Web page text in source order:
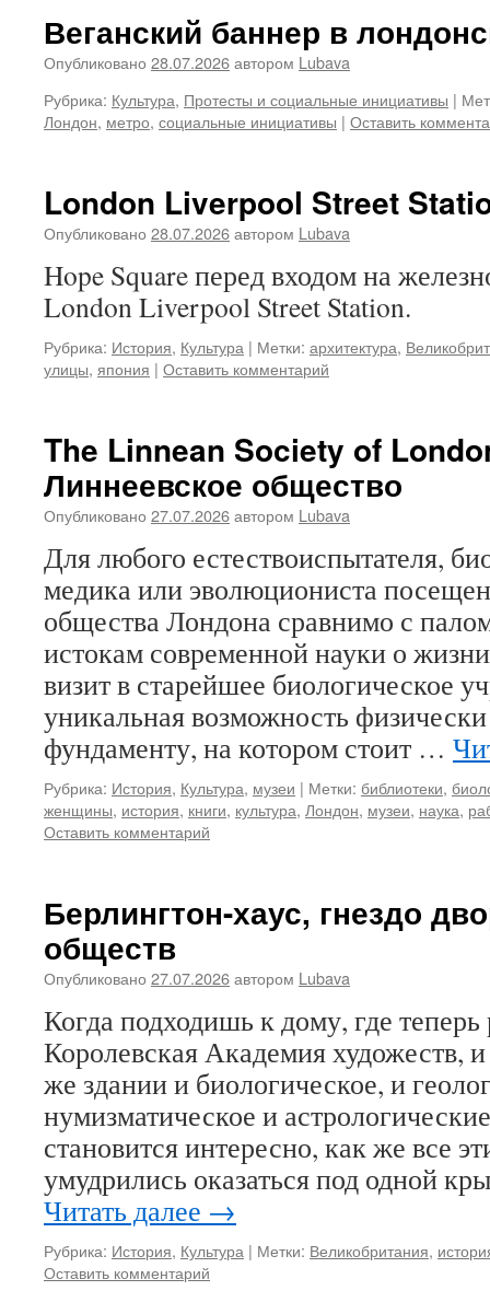
Веганский баннер в
Опубликовано 28.07.2026автором Lubava
Рубрика: Культура, Протесты и социальные инициативы |
Лондон, метро, социальные инициативы | Оставить
London Liverpool Street
Опубликовано 28.07.2026автором Lubava
Hope Square перед входом на
London Liverpool Street Station.
Рубрика: История, Культура | Метки: архитектура,
улицы, япония | Оставить комментарий
The Linnean Society of
Линнеевское общество
Опубликовано 27.07.2026автором Lubava
Для любого естествоиспытателя,
медика или эволюциониста
общества Лондона сравнимо с
истокам современной науки о
визит в старейшее биологическое
уникальная возможность
фундаменту, на котором стоит …
Рубрика: История, Культура, музеи | Метки: библиотеки,
женщины, история, книги, культура, Лондон, музеи, наука,
Оставить комментарий
Берлингтон-хаус, гнездо
обществ
Опубликовано 27.07.2026автором Lubava
Когда подходишь к дому, где теперь
Королевская Академия художеств,
же здании и биологическое, и
нумизматическое и
становится интересно, как же все
умудрились оказаться под одной
Читать далее →
Рубрика: История, Культура | Метки: Великобритания,
Оставить комментарий